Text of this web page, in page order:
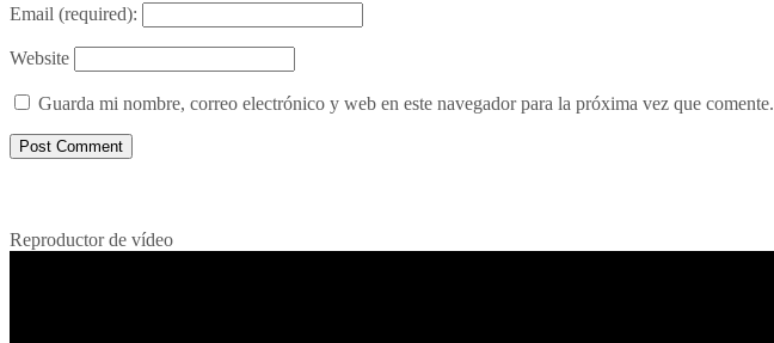
Email (required):
Website
Guarda mi nombre, correo electrónico y web en este navegador para la próxima vez que comente.
Reproductor de vídeo